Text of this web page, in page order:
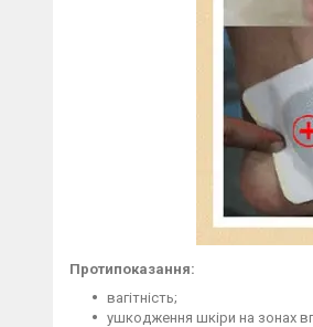
Протипоказання:
вагітність;
ушкодження шкіри на зонах